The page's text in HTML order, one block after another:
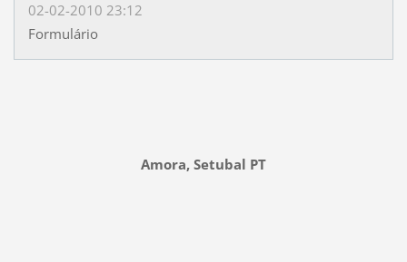
02-02-2010 23:12
Formulário
Amora, Setubal PT